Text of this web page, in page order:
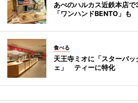
あべのハルカス近鉄本店
「ワンハンドBENTO」も
食べる
天王寺ミオに「スターバッ
ェ」 ティーに特化